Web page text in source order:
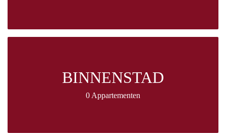
BINNENSTAD
0 Appartementen